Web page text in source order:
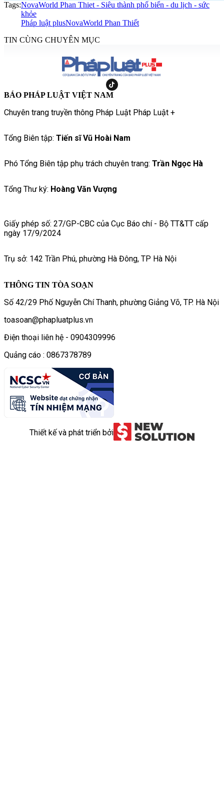
Tags:NovaWorld Phan Thiet - Siêu thành phố biển - du lịch - sức
khỏe
Pháp luật plusNovaWorld Phan Thiết
TIN CÙNG CHUYÊN MỤC
BÁO PHÁP LUẬT VIỆT NAM
Chuyên trang truyền thông Pháp Luật Pháp Luật +
Tổng Biên tập: Tiến sĩ Vũ Hoài Nam
Phó Tổng Biên tập phụ trách chuyên trang: Trần Ngọc Hà
Tổng Thư ký: Hoàng Văn Vượng
Giấy phép số: 27/GP-CBC của Cục Báo chí - Bộ TT&TT cấp
ngày 17/9/2024
Trụ sở: 142 Trần Phú, phường Hà Đông, TP Hà Nội
THÔNG TIN TÒA SOẠN
Số 42/29 Phố Nguyễn Chí Thanh, phường Giảng Võ, TP. Hà Nội
toasoan@phapluatplus.vn
Điện thoại liên hệ - 0904309996
Quảng cáo : 0867378789
Thiết kế và phát triển bởi